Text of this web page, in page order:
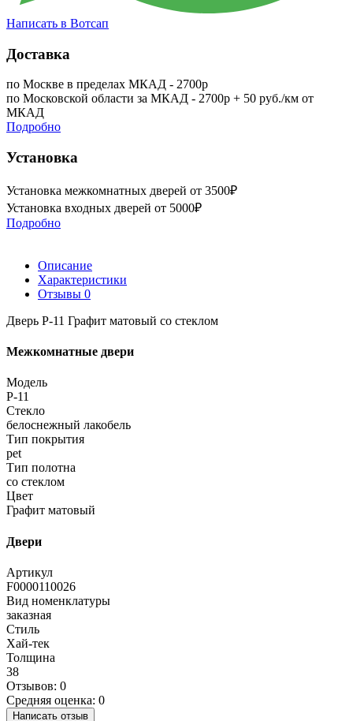
Написать в Вотсап
Доставка
по Москве в пределах МКАД - 2700р
по Московской области за МКАД - 2700р + 50 руб./км от
МКАД
Подробно
Установка
Установка межкомнатных дверей от 3500₽
Установка входных дверей от 5000₽
Подробно
Описание
Характеристики
Отзывы 0
Дверь P-11 Графит матовый со стеклом
Межкомнатные двери
Модель
P-11
Стекло
белоснежный лакобель
Тип покрытия
pet
Тип полотна
со стеклом
Цвет
Графит матовый
Двери
Артикул
F0000110026
Вид номенклатуры
заказная
Стиль
Хай-тек
Толщина
38
Отзывов: 0
Средняя оценка: 0
Написать отзыв